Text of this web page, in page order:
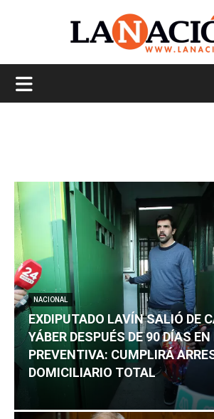
NACIONAL
EXDIPUTADO LAVÍN SALIÓ DE
YÁBER DESPUÉS DE 90 DÍAS
PREVENTIVA: CUMPLIRÁ
DOMICILIARIO TOTAL